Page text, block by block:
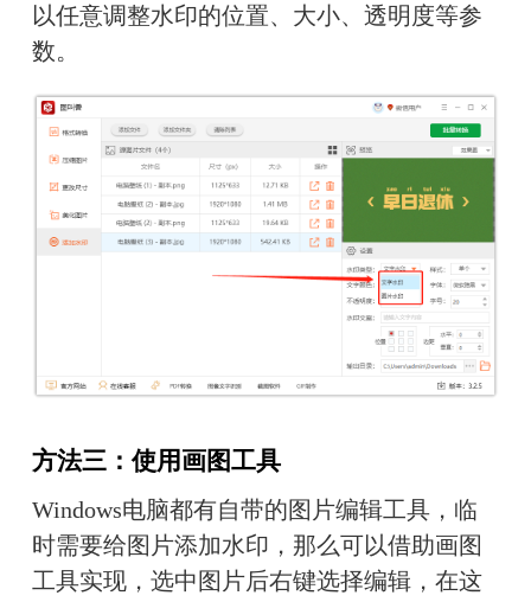
以任意调整水印的位置、大小、透明度等参
数。
方法三：使用画图工具
Windows电脑都有自带的图片编辑工具，临
时需要给图片添加水印，那么可以借助画图
工具实现，选中图片后右键选择编辑，在这